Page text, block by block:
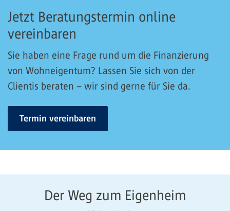
Jetzt Beratungstermin online
vereinbaren
Sie haben eine Frage rund um die Finanzierung
von Wohneigentum? Lassen Sie sich von der
Clientis beraten – wir sind gerne für Sie da.
Termin vereinbaren
Der Weg zum Eigenheim